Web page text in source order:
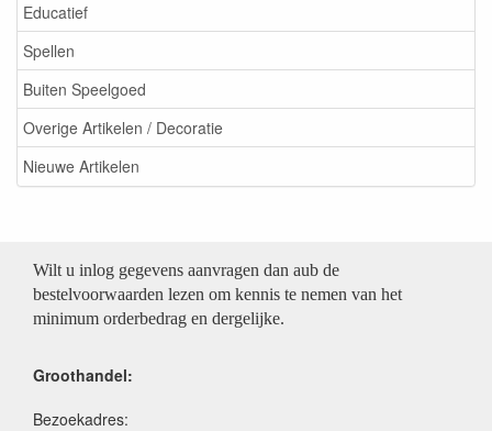
Educatief
Spellen
Buiten Speelgoed
Overige Artikelen / Decoratie
Nieuwe Artikelen
Wilt u inlog gegevens aanvragen dan aub de
bestelvoorwaarden lezen om kennis te nemen van het
minimum orderbedrag en dergelijke.
Groothandel:
Bezoekadres: